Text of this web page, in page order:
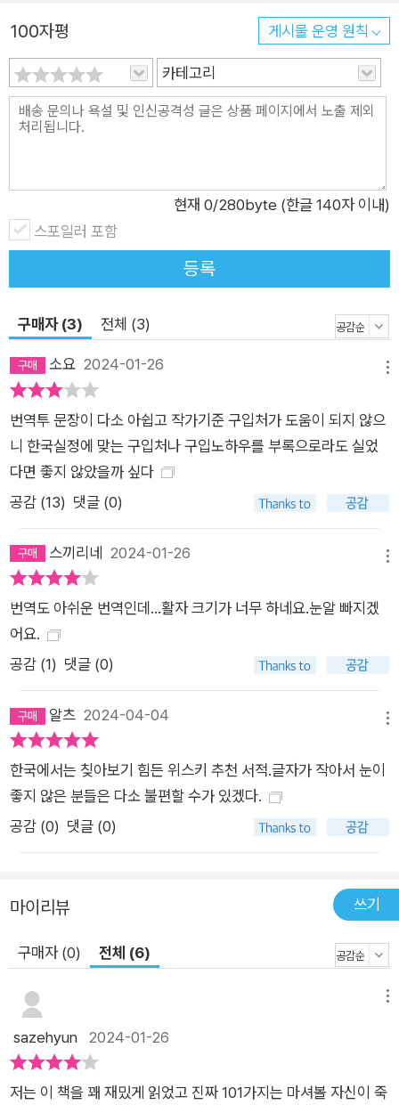
100자평 게시물 운영 원칙
카테고리
현재 0/280byte (한글 140자 이내)
스포일러 포함
등록
구매자 (3) 전체 (3)
소요 2024-01-26
번역투 문장이 다소 아쉽고 작가기준 구입처가 도움이 되지 않으
니 한국실정에 맞는 구입처나 구입노하우를 부록으로라도 실었
다면 좋지 않았을까 싶다
공감 (13) 댓글 (0)
스끼리네 2024-01-26
번역도 아쉬운 번역인데...활자 크기가 너무 하네요.눈알 빠지겠
어요.
공감 (1) 댓글 (0)
알츠 2024-04-04
한국에서는 칮아보기 힘든 위스키 추천 서적.글자가 작아서 눈이
좋지 않은 분들은 다소 불편할 수가 있겠다.
공감 (0) 댓글 (0)
마이리뷰 쓰기
구매자 (0) 전체 (6)
sazehyun 2024-01-26
저는 이 책을 꽤 재밌게 읽었고 진짜 101가지는 마셔볼 자신이 죽